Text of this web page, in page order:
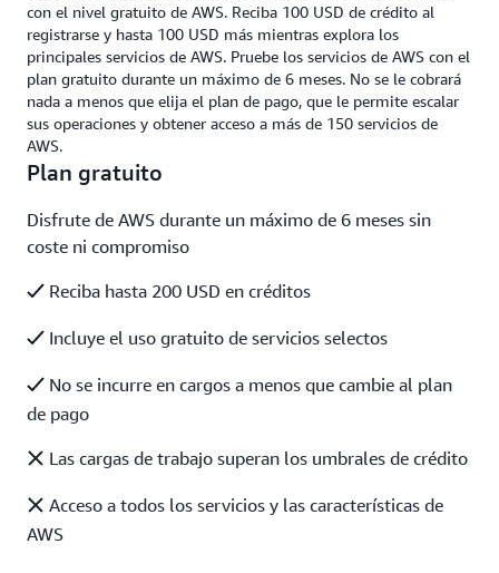
con el nivel gratuito de AWS. Reciba 100 USD de crédito al
registrarse y hasta 100 USD más mientras explora los
principales servicios de AWS. Pruebe los servicios de AWS con el
plan gratuito durante un máximo de 6 meses. No se le cobrará
nada a menos que elija el plan de pago, que le permite escalar
sus operaciones y obtener acceso a más de 150 servicios de
AWS.
Plan gratuito
Disfrute de AWS durante un máximo de 6 meses sin
coste ni compromiso
Reciba hasta 200 USD en créditos
Incluye el uso gratuito de servicios selectos
No se incurre en cargos a menos que cambie al plan
de pago
Las cargas de trabajo superan los umbrales de crédito
Acceso a todos los servicios y las características de
AWS